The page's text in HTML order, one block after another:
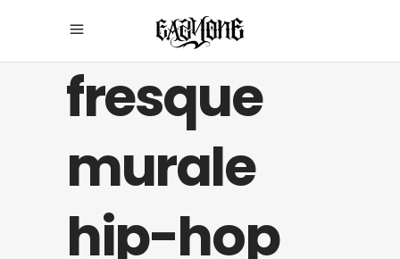
fresque
murale
hip-hop